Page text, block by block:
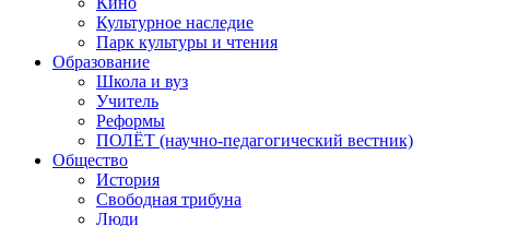
Культурное наследие
Парк культуры и чтения
Образование
Школа и вуз
Учитель
Реформы
ПОЛЁТ (научно-педагогический вестник)
Общество
История
Свободная трибуна
Люди